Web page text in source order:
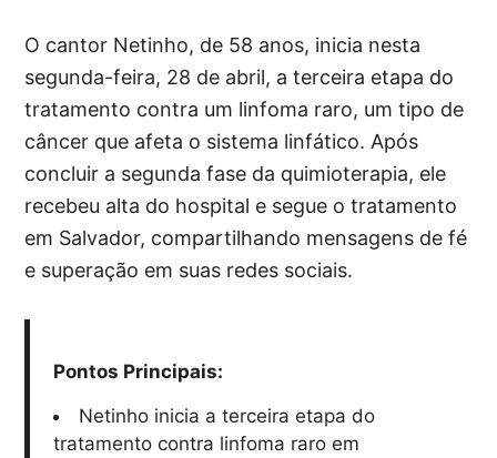
O cantor Netinho, de 58 anos, inicia nesta
segunda-feira, 28 de abril, a terceira etapa do
tratamento contra um linfoma raro, um tipo de
câncer que afeta o sistema linfático. Após
concluir a segunda fase da quimioterapia, ele
recebeu alta do hospital e segue o tratamento
em Salvador, compartilhando mensagens de fé
e superação em suas redes sociais.
Pontos Principais:
Netinho inicia a terceira etapa do
tratamento contra linfoma raro em